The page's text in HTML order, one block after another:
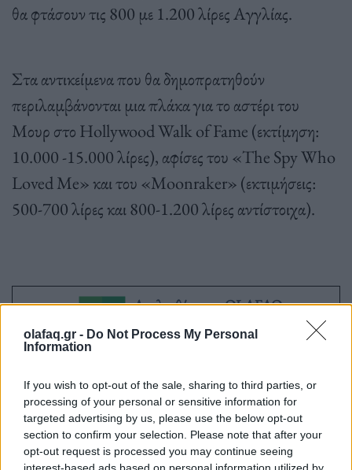
olafaq.gr - Do Not Process My Personal
Information
If you wish to opt-out of the sale, sharing to third parties, or
processing of your personal or sensitive information for
targeted advertising by us, please use the below opt-out
section to confirm your selection. Please note that after your
opt-out request is processed you may continue seeing
θα φτάσουν τις 800 με 1.200 λίρες Αγγλίας.
Στα αντικείμενα που θα δημοπρατηθούν
περιλαμβάνονται μια πλάκα για το αστέρι του
Μουρ στο Hollywood Walk of Fame (εκτίμηση:
10.000 -15.000 λίρες), αφίσες του «The Spy Who
Loved Me» και του «Moonraker» (εκτιμήσεις:
500-700 λίρες και 800-1.200 λίρες αντίστοιχα).
Ακολουθήστε το OLAFAQ
στο Google News
Newsroom